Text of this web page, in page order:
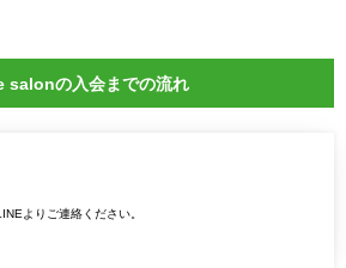
の入会までの流れ
よりご連絡ください。